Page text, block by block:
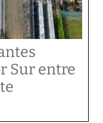
Sur entre